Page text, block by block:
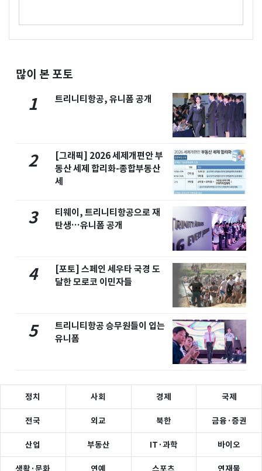
많이 본 포토
1 트리니티항공, 유니폼 공개
2
[그래픽] 2026 세제개편안 부
동산 세제 합리화-종합부동산
세
3
티웨이, 트리니티항공으로 재
탄생…유니폼 공개
4
[포토] 스페인 세우타 국경 도
달한 모로코 이민자들
5
트리니티항공 승무원들이 입는
유니폼
정치 사회 경제 국제
전국 외교 북한 금융·증권
산업 부동산 IT·과학 바이오
생활·문화 연예 스포츠 연재물